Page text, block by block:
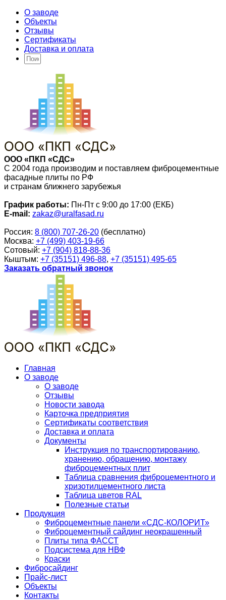
О заводе
Объекты
Отзывы
Сертификаты
Доставка и оплата
ООО «ПКП «СДС»
С 2004 года производим и поставляем фиброцементные
фасадные плиты по РФ
и странам ближнего зарубежья
График работы: Пн-Пт с 9:00 до 17:00 (ЕКБ)
E-mail: zakaz@uralfasad.ru
Россия: 8 (800) 707-26-20 (бесплатно)
Москва: +7 (499) 403-19-66
Сотовый: +7 (904) 818-88-36
Кыштым: +7 (35151) 496-88, +7 (35151) 495-65
Заказать обратный звонок
Главная
О заводе
О заводе
Отзывы
Новости завода
Карточка предприятия
Сертификаты соответствия
Доставка и оплата
Документы
Инструкция по транспортированию,
хранению, обращению, монтажу
фиброцементных плит
Таблица сравнения фиброцементного и
хризотилцементного листа
Таблица цветов RAL
Полезные статьи
Продукция
Фиброцементные панели «СДС-КОЛОРИТ»
Фиброцементный сайдинг неокрашенный
Плиты типа ФАССТ
Подсистема для НВФ
Краски
Фибросайдинг
Прайс-лист
Объекты
Контакты